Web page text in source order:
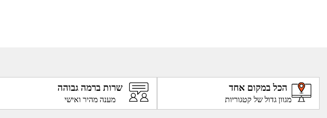
הכל במקום אחד
מגוון גדול של קטגוריות
שרות ברמה גבוהה
מענה מהיר ואישי